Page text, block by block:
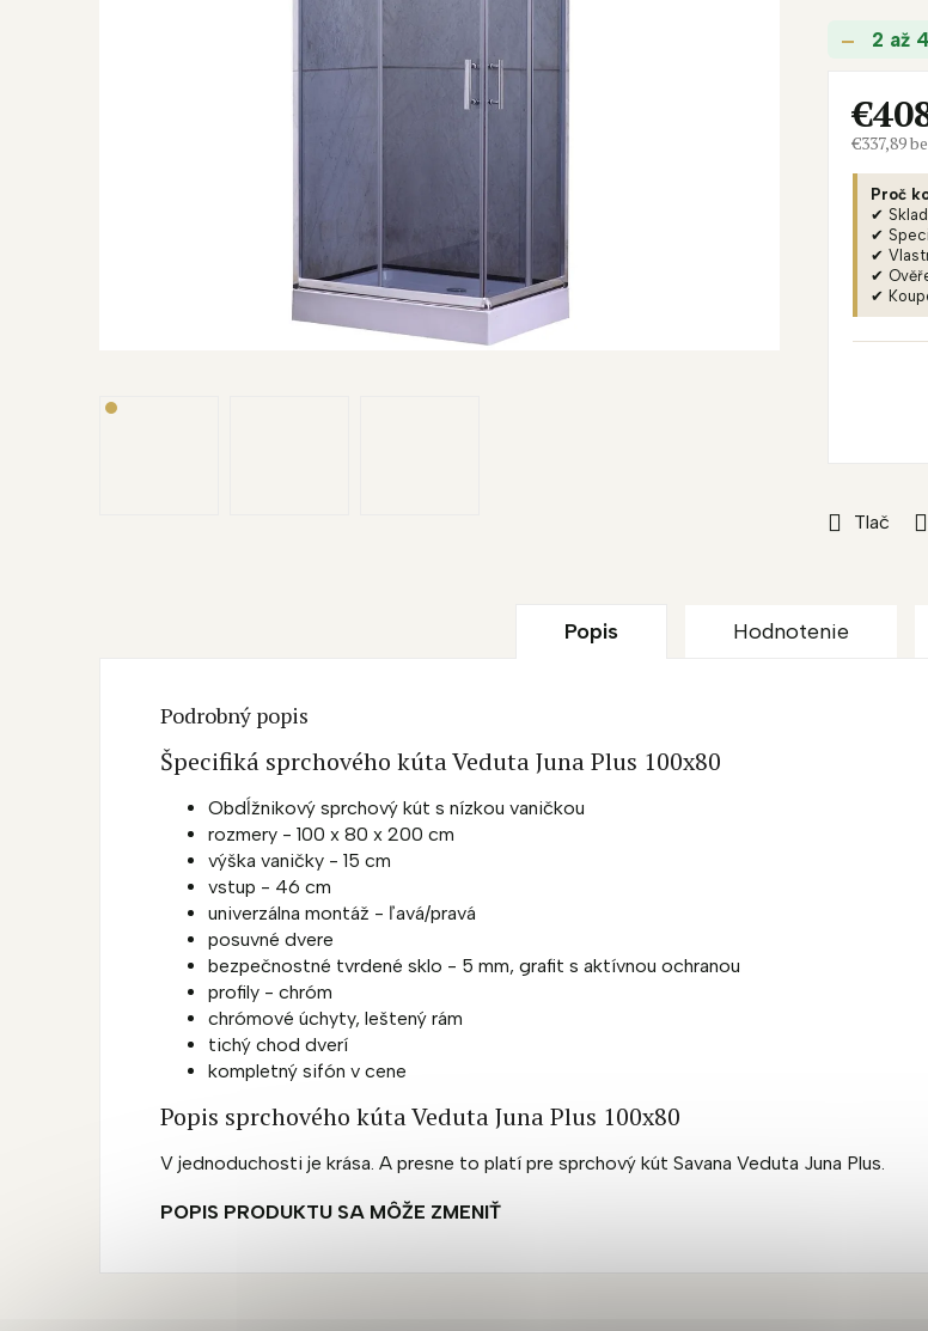
2 až
Tlač
0,0
hviezdičiek.
€337,89
Proč
✔
✔
✔
✔
✔
Popis Hodnotenie
Podrobný popis
Špecifiká sprchového kúta Veduta Juna Plus 100x80
Obdĺžnikový sprchový kút s nízkou vaničkou
rozmery - 100 x 80 x 200 cm
výška vaničky - 15 cm
vstup - 46 cm
univerzálna montáž - ľavá/pravá
posuvné dvere
bezpečnostné tvrdené sklo - 5 mm, grafit s aktívnou ochranou
profily - chróm
chrómové úchyty, leštený rám
tichý chod dverí
kompletný sifón v cene
Popis sprchového kúta Veduta Juna Plus 100x80
V jednoduchosti je krása. A presne to platí pre sprchový kút Savana Veduta Juna Plus.
POPIS PRODUKTU SA MÔŽE ZMENIŤ